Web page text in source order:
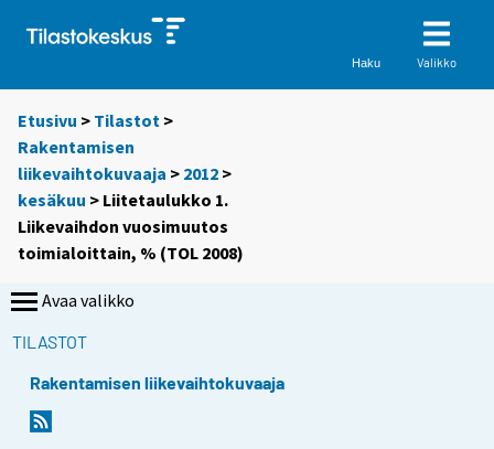
Haku Valikko
Etusivu > Tilastot >
Rakentamisen
liikevaihtokuvaaja > 2012 >
kesäkuu > Liitetaulukko 1.
Liikevaihdon vuosimuutos
toimialoittain, % (TOL 2008)
Avaa valikko
TILASTOT
Rakentamisen liikevaihtokuvaaja